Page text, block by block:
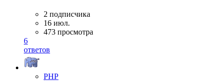
2 подписчика
16 июл.
473 просмотра
6
ответов
PHP